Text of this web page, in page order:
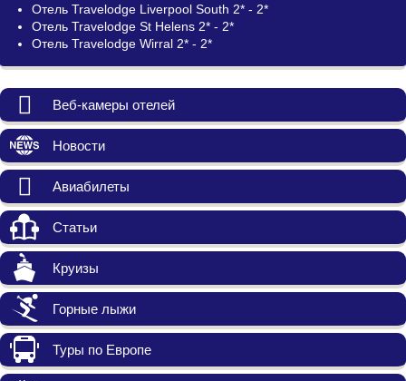
Отель Travelodge Liverpool South 2* - 2*
Отель Travelodge St Helens 2* - 2*
Отель Travelodge Wirral 2* - 2*
Веб-камеры отелей
Новости
Авиабилеты
Статьи
Круизы
Горные лыжи
Туры по Европе